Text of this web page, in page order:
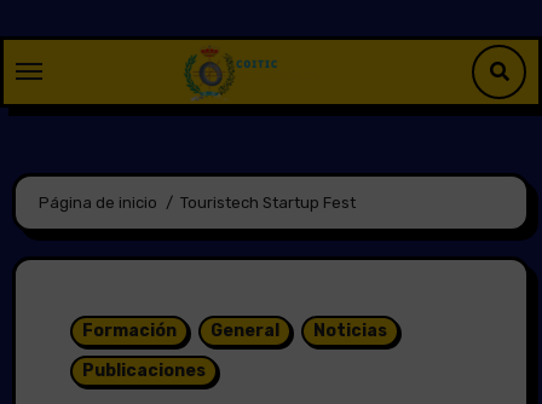
contenido
Página de inicio Touristech Startup Fest
Formación General
Noticias
Publicaciones